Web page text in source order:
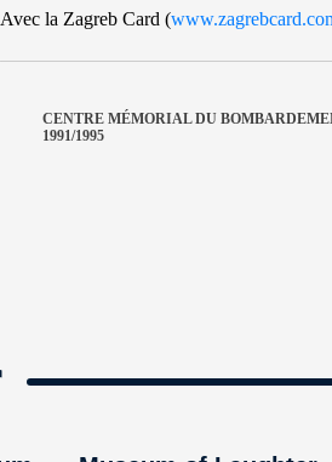
Avec la Zagreb Card (
CENTRE MÉMORIAL DU
1991/1995